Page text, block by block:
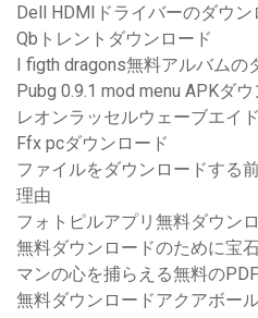
Dell HDMIドライバーのダウン
Qbトレントダウンロード
I figth dragons無料アルバムの
Pubg 0.9.1 mod menu APKダ
レオンラッセルウェーブエイ
Ffx pcダウンロード
ファイルをダウンロードする
理由
フォトピルアプリ無料ダウン
無料ダウンロードのために宝
マンの心を捕らえる無料の
無料ダウンロードアクアボー